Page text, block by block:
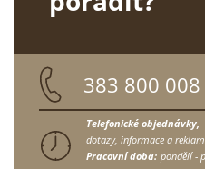
383 800 008
Telefonické objednávky,
dotazy, informace a
Pracovní doba: pondělí -